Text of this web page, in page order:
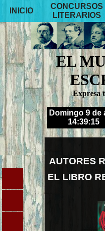
INICIO
CONCURSOS
LITERARIOS
EL
Expresa
Domingo 9
14:39:17
AUTORES
EL LIBRO